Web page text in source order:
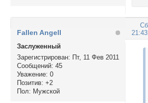
Fallen Angell
Заслуженный
Зарегистрирован: Пт, 11 Фев 2011
Сообщений: 45
Уважение: 0
Позитив: +2
Пол: Мужской